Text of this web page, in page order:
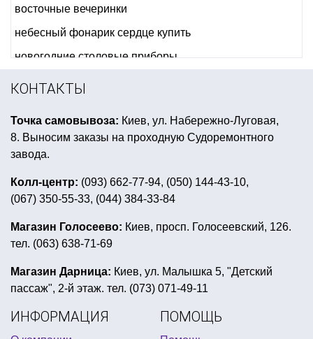
восточные вечеринки
небесный фонарик сердце купить
новогодние столовые приборы
пиньята купить в украине
аксессуары для рок вечеринки
костюм для пивной вечеринки
гирлянды бумажные купить
красивый украинский венок небесный фонарь киев
дед мороз борода
вечеринка хэллоуин для детей
вечеринка в стиле байкеров
день рождение в стиле русалочки
КОНТАКТЫ
Точка самовывоза: Киев, ул. Набережно-Луговая,
8. Выносим заказы на проходную Судоремонтного
завода.
Колл-центр: (093) 662-77-94, (050) 144-43-10,
(067) 350-55-33, (044) 384-33-84
Магазин Голосеево: Киев, просп. Голосеевский, 126.
тел. (063) 638-71-69
Магазин Дарница: Киев, ул. Малышка 5, "Детский
пассаж", 2-й этаж. тел. (073) 071-49-11
ИНФОРМАЦИЯ ПОМОЩЬ